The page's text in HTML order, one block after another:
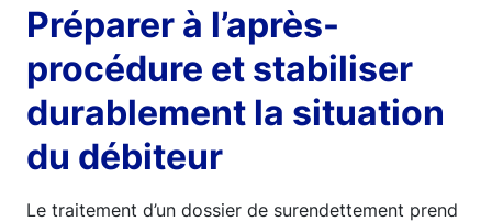
Préparer à l’après-
procédure et stabiliser
durablement la situation
du débiteur
Le traitement d’un dossier de surendettement prend